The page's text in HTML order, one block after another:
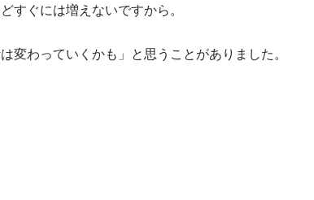
すぐには増えないですから。
変わっていくかも」と思うことがありました。